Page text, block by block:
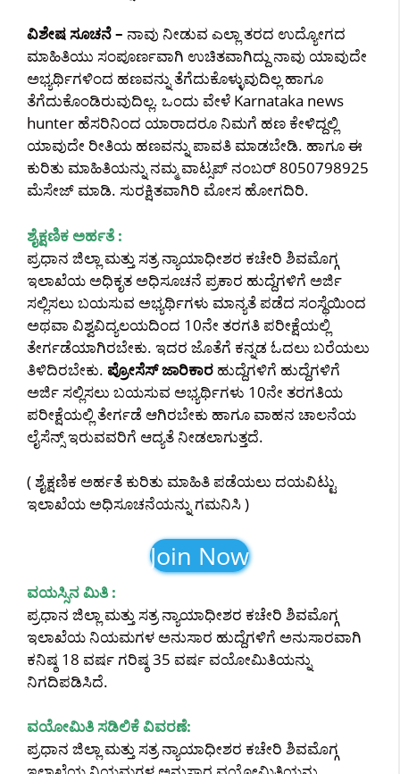
ವಿಶೇಷ ಸೂಚನೆ – ನಾವು ನೀಡುವ ಎಲ್ಲಾ ತರದ ಉದ್ಯೋಗದ
ಮಾಹಿತಿಯು ಸಂಪೂರ್ಣವಾಗಿ ಉಚಿತವಾಗಿದ್ದು ನಾವು ಯಾವುದೇ
ಅಭ್ಯರ್ಥಿಗಳಿಂದ ಹಣವನ್ನು ತೆಗೆದುಕೊಳ್ಳುವುದಿಲ್ಲ ಹಾಗೂ
ತೆಗೆದುಕೊಂಡಿರುವುದಿಲ್ಲ. ಒಂದು ವೇಳೆ Karnataka news
hunter ಹೆಸರಿನಿಂದ ಯಾರಾದರೂ ನಿಮಗೆ ಹಣ ಕೇಳಿದ್ದಲ್ಲಿ
ಯಾವುದೇ ರೀತಿಯ ಹಣವನ್ನು ಪಾವತಿ ಮಾಡಬೇಡಿ. ಹಾಗೂ ಈ
ಕುರಿತು ಮಾಹಿತಿಯನ್ನು ನಮ್ಮ ವಾಟ್ಸಪ್ ನಂಬರ್ 8050798925
ಮೆಸೇಜ್ ಮಾಡಿ. ಸುರಕ್ಷಿತವಾಗಿರಿ ಮೋಸ ಹೋಗದಿರಿ.
ಶೈಕ್ಷಣಿಕ ಅರ್ಹತೆ :
ಪ್ರಧಾನ ಜಿಲ್ಲಾ ಮತ್ತು ಸತ್ರ ನ್ಯಾಯಾಧೀಶರ ಕಚೇರಿ ಶಿವಮೊಗ್ಗ
ಇಲಾಖೆಯ ಅಧಿಕೃತ ಅಧಿಸೂಚನೆ ಪ್ರಕಾರ ಹುದ್ದೆಗಳಿಗೆ ಅರ್ಜಿ
ಸಲ್ಲಿಸಲು ಬಯಸುವ ಅಭ್ಯರ್ಥಿಗಳು ಮಾನ್ಯತೆ ಪಡೆದ ಸಂಸ್ಥೆಯಿಂದ
ಅಥವಾ ವಿಶ್ವವಿದ್ಯಲಯದಿಂದ 10ನೇ ತರಗತಿ ಪರೀಕ್ಷೆಯಲ್ಲಿ
ತೇರ್ಗಡೆಯಾಗಿರಬೇಕು. ಇದರ ಜೊತೆಗೆ ಕನ್ನಡ ಓದಲು ಬರೆಯಲು
ತಿಳಿದಿರಬೇಕು. ಪ್ರೋಸೆಸ್ ಜಾರಿಕಾರ ಹುದ್ದೆಗಳಿಗೆ ಹುದ್ದೆಗಳಿಗೆ
ಅರ್ಜಿ ಸಲ್ಲಿಸಲು ಬಯಸುವ ಅಭ್ಯರ್ಥಿಗಳು 10ನೇ ತರಗತಿಯ
ಪರೀಕ್ಷೆಯಲ್ಲಿ ತೇರ್ಗಡೆ ಆಗಿರಬೇಕು ಹಾಗೂ ವಾಹನ ಚಾಲನೆಯ
ಲೈಸೆನ್ಸ್ ಇರುವವರಿಗೆ ಆದ್ಯತೆ ನೀಡಲಾಗುತ್ತದೆ.
( ಶೈಕ್ಷಣಿಕ ಅರ್ಹತೆ ಕುರಿತು ಮಾಹಿತಿ ಪಡೆಯಲು ದಯವಿಟ್ಟು
ಇಲಾಖೆಯ ಅಧಿಸೂಚನೆಯನ್ನು ಗಮನಿಸಿ )
Join Now
ವಯಸ್ಸಿನ ಮಿತಿ :
ಪ್ರಧಾನ ಜಿಲ್ಲಾ ಮತ್ತು ಸತ್ರ ನ್ಯಾಯಾಧೀಶರ ಕಚೇರಿ ಶಿವಮೊಗ್ಗ
ಇಲಾಖೆಯ ನಿಯಮಗಳ ಅನುಸಾರ ಹುದ್ದೆಗಳಿಗೆ ಅನುಸಾರವಾಗಿ
ಕನಿಷ್ಠ 18 ವರ್ಷ ಗರಿಷ್ಠ 35 ವರ್ಷ ವಯೋಮಿತಿಯನ್ನು
ನಿಗದಿಪಡಿಸಿದೆ.
ವಯೋಮಿತಿ ಸಡಿಲಿಕೆ ವಿವರಣೆ:
ಪ್ರಧಾನ ಜಿಲ್ಲಾ ಮತ್ತು ಸತ್ರ ನ್ಯಾಯಾಧೀಶರ ಕಚೇರಿ ಶಿವಮೊಗ್ಗ